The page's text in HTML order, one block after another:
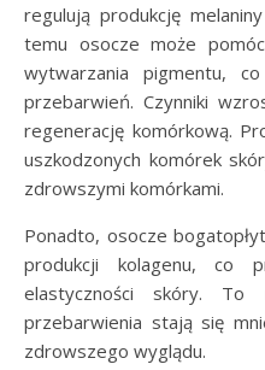
regulują produkcję
temu osocze może
wytwarzania pigmentu,
przebarwień. Czynniki
regenerację komórkową.
uszkodzonych komórek
zdrowszymi komórkami.
Ponadto, osocze
produkcji kolagenu, co
elastyczności skóry.
przebarwienia stają się
zdrowszego wyglądu.